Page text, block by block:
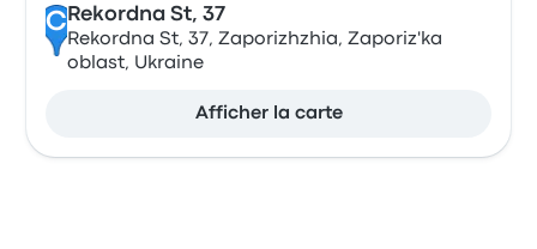
CRekordna St, 37
Rekordna St, 37, Zaporizhzhia, Zaporiz'ka
oblast, Ukraine
Afficher la carte